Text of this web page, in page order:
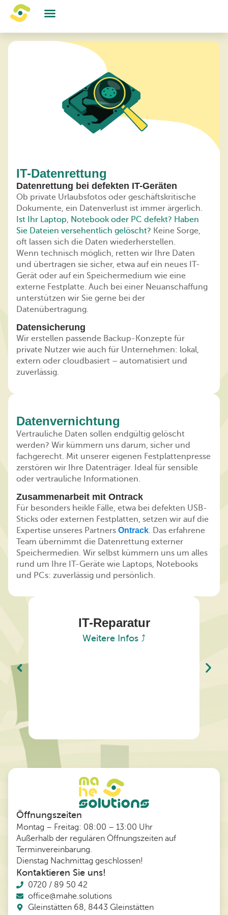
IT-Datenrettung
Datenrettung bei defekten IT-Geräten
Ob private Urlaubsfotos oder geschäftskritische
Dokumente, ein Datenverlust ist immer ärgerlich.
Ist Ihr Laptop, Notebook oder PC defekt? Haben
Sie Dateien versehentlich gelöscht? Keine Sorge,
oft lassen sich die Daten wiederherstellen.
Wenn technisch möglich, retten wir Ihre Daten
und übertragen sie sicher, etwa auf ein neues IT-
Gerät oder auf ein Speichermedium wie eine
externe Festplatte. Auch bei einer Neuanschaffung
unterstützen wir Sie gerne bei der
Datenübertragung.
Datensicherung
Wir erstellen passende Backup-Konzepte für
private Nutzer wie auch für Unternehmen: lokal,
extern oder cloudbasiert – automatisiert und
zuverlässig.
Datenvernichtung
Vertrauliche Daten sollen endgültig gelöscht
werden? Wir kümmern uns darum, sicher und
fachgerecht. Mit unserer eigenen Festplattenpresse
zerstören wir Ihre Datenträger. Ideal für sensible
oder vertrauliche Informationen.
Zusammenarbeit mit Ontrack
Für besonders heikle Fälle, etwa bei defekten USB-
Sticks oder externen Festplatten, setzen wir auf die
Expertise unseres Partners Ontrack. Das erfahrene
Team übernimmt die Datenrettung externer
Speichermedien. Wir selbst kümmern uns um alles
rund um Ihre IT-Geräte wie Laptops, Notebooks
und PCs: zuverlässig und persönlich.
IT-Reparatur
Weitere Infos ⤴
Professionelle Reparatur von
Hardware für eine Vielzahl von IT-
Geräten, wie PCs, Laptops, Mac’s,
Gaming PCs und Spielekonsolen. Wir
machen Ihre IT schnell wieder
Öffnungszeiten
Montag – Freitag: 08:00 – 13:00 Uhr
Außerhalb der regulären Öffnungszeiten auf
Terminvereinbarung.
Dienstag Nachmittag geschlossen!
Kontaktieren Sie uns!
0720 / 89 50 42
office@mahe.solutions
Gleinstätten 68, 8443 Gleinstätten